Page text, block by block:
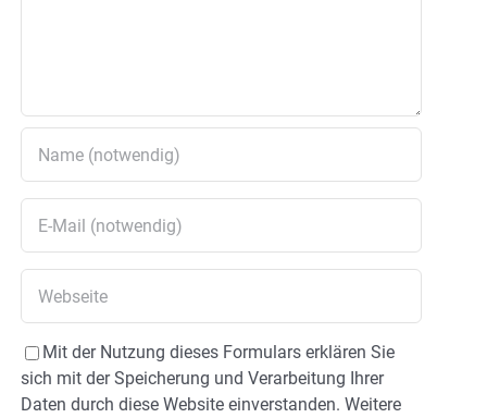
Mit der Nutzung dieses Formulars erklären Sie
sich mit der Speicherung und Verarbeitung Ihrer
Daten durch diese Website einverstanden. Weitere